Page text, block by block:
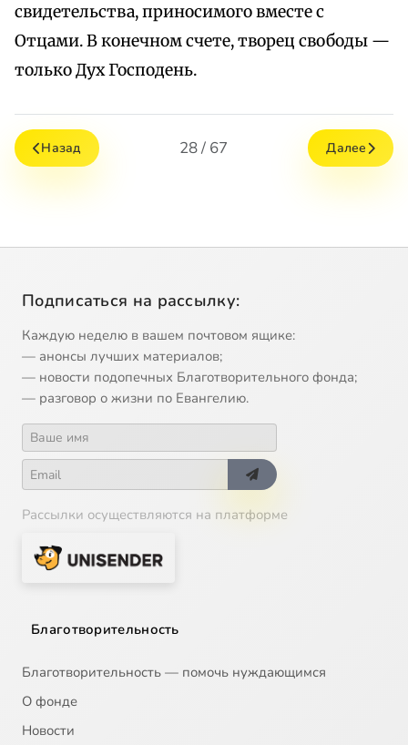
свидетельства, приносимого вместе с
Отцами. В конечном счете, творец свободы —
только Дух Господень.
Назад 28 / 67 Далее
Подписаться на рассылку:
Каждую неделю в вашем почтовом ящике:
— анонсы лучших материалов;
— новости подопечных Благотворительного фонда;
— разговор о жизни по Евангелию.
Рассылки осуществляются на платформе
Благотворительность
Благотворительность — помочь нуждающимся
О фонде
Новости